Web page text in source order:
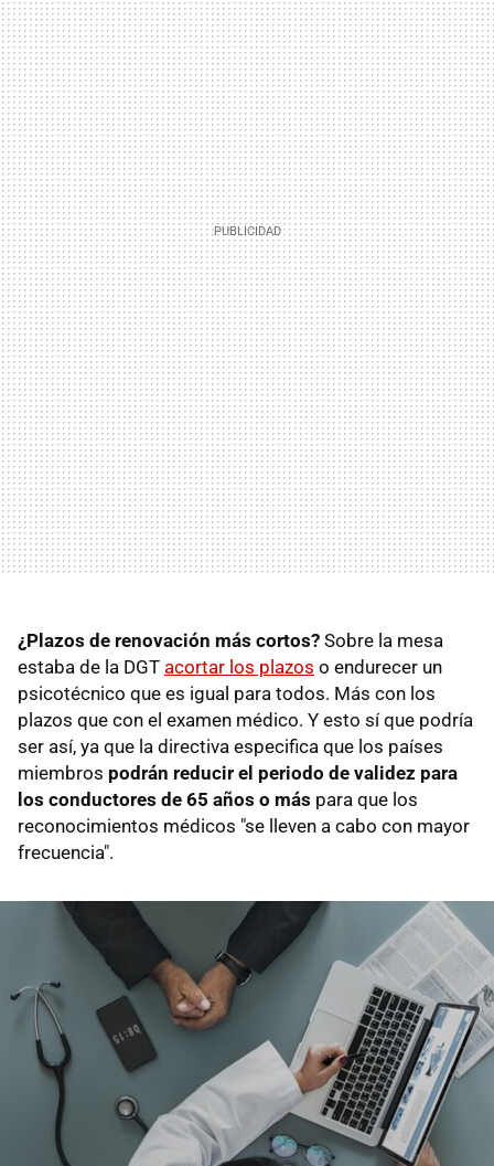
¿Plazos de renovación más cortos? Sobre la mesa
estaba de la DGT acortar los plazos o endurecer un
psicotécnico que es igual para todos. Más con los
plazos que con el examen médico. Y esto sí que podría
ser así, ya que la directiva especifica que los países
miembros podrán reducir el periodo de validez para
los conductores de 65 años o más para que los
reconocimientos médicos "se lleven a cabo con mayor
frecuencia".